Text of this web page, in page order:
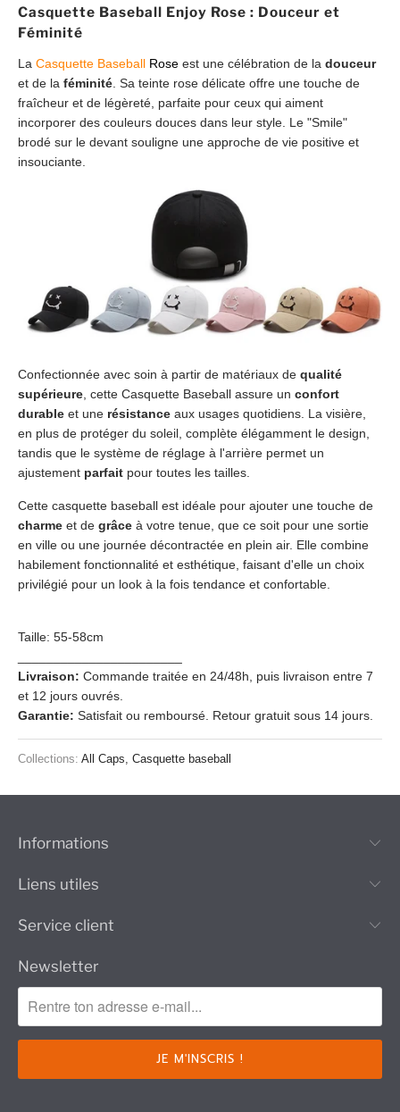
Casquette Baseball Enjoy Rose : Douceur et
Féminité
La Casquette Baseball Rose est une célébration de la douceur
et de la féminité . Sa teinte rose délicate offre une touche de
fraîcheur et de légèreté, parfaite pour ceux qui aiment
incorporer des couleurs douces dans leur style. Le "Smile"
brodé sur le devant souligne une approche de vie positive et
insouciante.
Confectionnée avec soin à partir de matériaux de qualité
supérieure , cette Casquette Baseball assure un confort
durable et une résistance aux usages quotidiens. La visière,
en plus de protéger du soleil, complète élégamment le design,
tandis que le système de réglage à l'arrière permet un
ajustement parfait pour toutes les tailles.
Cette casquette baseball est idéale pour ajouter une touche de
charme et de grâce à votre tenue, que ce soit pour une sortie
en ville ou une journée décontractée en plein air. Elle combine
habilement fonctionnalité et esthétique, faisant d'elle un choix
privilégié pour un look à la fois tendance et confortable.
Taille: 55-58cm
Livraison: Commande traitée en 24/48h, puis livraison entre 7
et 12 jours ouvrés.
Garantie: Satisfait ou remboursé. Retour gratuit sous 14 jours.
Collections: All Caps, Casquette baseball
Informations
Liens utiles
Service client
Newsletter